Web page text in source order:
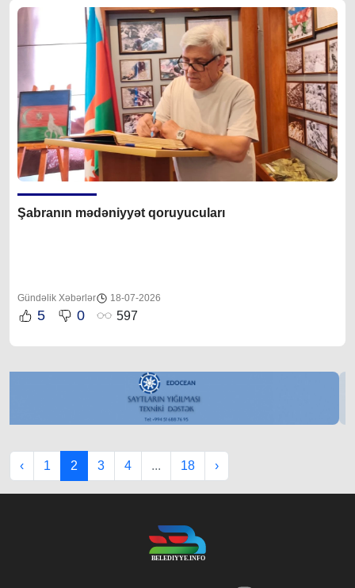
Şabranın mədəniyyət qoruyucuları
Gündəlik Xəbərlər 18-07-2026
5 0 597
‹ 1 2 3 4 ... 18 ›